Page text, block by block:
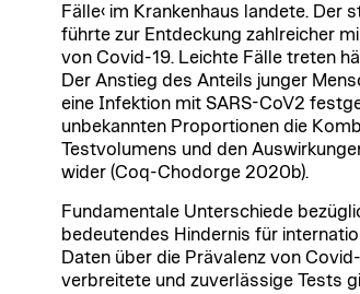
Fälle‹ im Krankenhaus landete. Der
führte zur Entdeckung zahlreicher
von Covid-19. Leichte Fälle treten
Der Anstieg des Anteils junger
eine Infektion mit SARS-CoV2
unbekannten Proportionen die
Testvolumens und den
wider (Coq-Chodorge 2020b).
Fundamentale Unterschiede
bedeutendes Hindernis für
Daten über die Prävalenz von
verbreitete und zuverlässige Tests